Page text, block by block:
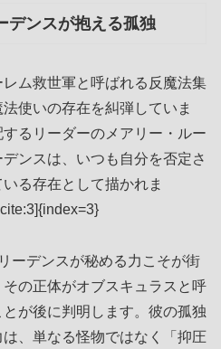
デンスが抱える孤独
ム救世軍と呼ばれる反魔法集
使いの存在を糾弾していま
るリーダーのメアリー・ルー
ンスは、いつも自分を否定さ
る存在として描かれま
ーデンスが秘める力こそが街
の正体がオブスキュラスと呼
が後に判明します。彼の孤独
、単なる怪物ではなく「抑圧